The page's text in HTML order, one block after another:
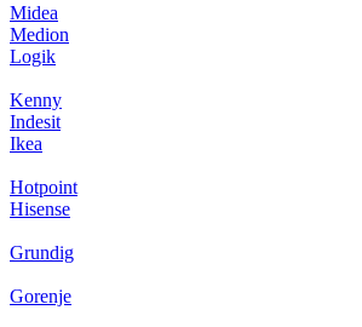
Midea
Medion
Logik
Kenny
Indesit
Ikea
Hotpoint
Hisense
Grundig
Gorenje